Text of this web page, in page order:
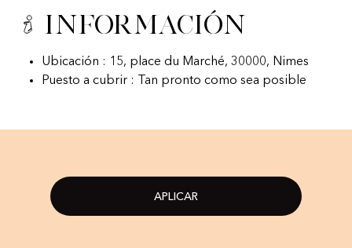
Información
Ubicación : 15, place du Marché, 30000, Nimes
Puesto a cubrir : Tan pronto como sea posible
APLICAR